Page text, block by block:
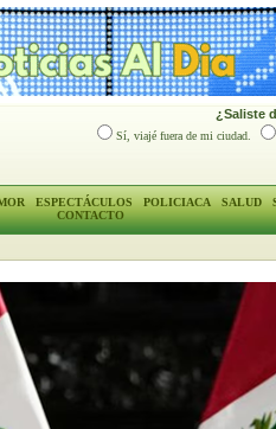
¿Saliste
Sí, viajé fuera de mi ciudad.
ESPECTÁCULOS POLICIACA SALUD
CONTACTO